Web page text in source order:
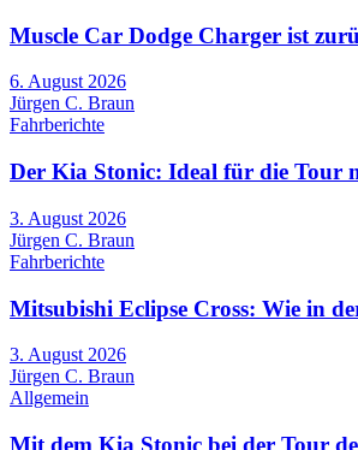
Muscle Car Dodge Charger ist
6. August 2026
Jürgen C. Braun
Fahrberichte
Der Kia Stonic: Ideal für die Tour
3. August 2026
Jürgen C. Braun
Fahrberichte
Mitsubishi Eclipse Cross: Wie in
3. August 2026
Jürgen C. Braun
Allgemein
Mit dem Kia Stonic bei der Tour